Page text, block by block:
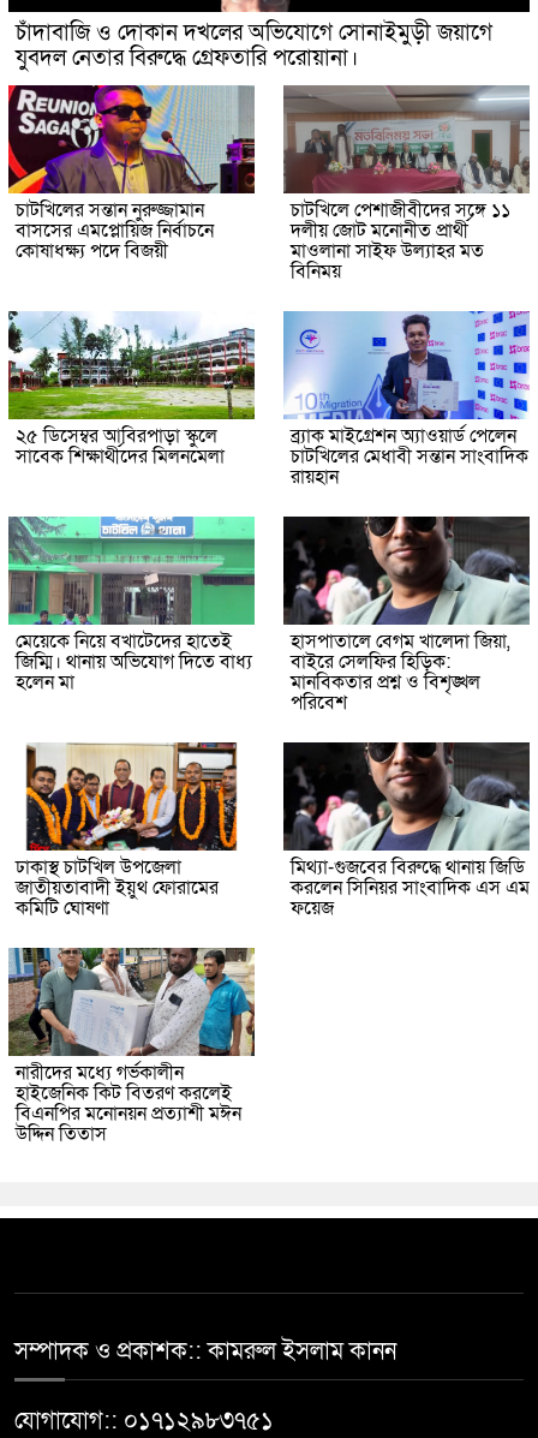
চাঁদাবাজি ও দোকান দখলের অভিযোগে সোনাইমুড়ী জয়াগে
যুবদল নেতার বিরুদ্ধে গ্রেফতারি পরোয়ানা।
চাটখিলের সন্তান নুরুজ্জামান
বাসসের এমপ্লোয়িজ নির্বাচনে
কোষাধক্ষ্য পদে বিজয়ী
চাটখিলে পেশাজীবীদের সঙ্গে ১১
দলীয় জোট মনোনীত প্রার্থী
মাওলানা সাইফ উল্যাহর মত
বিনিময়
২৫ ডিসেম্বর আবিরপাড়া স্কুলে
সাবেক শিক্ষার্থীদের মিলনমেলা
ব্র্যাক মাইগ্রেশন অ্যাওয়ার্ড পেলেন
চাটখিলের মেধাবী সন্তান সাংবাদিক
রায়হান
মেয়েকে নিয়ে বখাটেদের হাতেই
জিম্মি। থানায় অভিযোগ দিতে বাধ্য
হলেন মা
হাসপাতালে বেগম খালেদা জিয়া,
বাইরে সেলফির হিড়িক:
মানবিকতার প্রশ্ন ও বিশৃঙ্খল
পরিবেশ
ঢাকাস্থ চাটখিল উপজেলা
জাতীয়তাবাদী ইয়ুথ ফোরামের
কমিটি ঘোষণা
মিথ্যা-গুজবের বিরুদ্ধে থানায় জিডি
করলেন সিনিয়র সাংবাদিক এস এম
ফয়েজ
নারীদের মধ্যে গর্ভকালীন
হাইজেনিক কিট বিতরণ করলেই
বিএনপির মনোনয়ন প্রত্যাশী মঈন
উদ্দিন তিতাস
সম্পাদক ও প্রকাশক:: কামরুল ইসলাম কানন
যোগাযোগ:: ০১৭১২৯৮৩৭৫১